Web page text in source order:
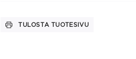
TULOSTA TUOTESIVU